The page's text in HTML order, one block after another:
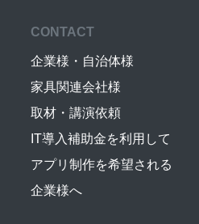
CONTACT
企業様・自治体様
家具関連会社様
取材・講演依頼
IT導入補助金を利用して
アプリ制作を希望される
企業様へ